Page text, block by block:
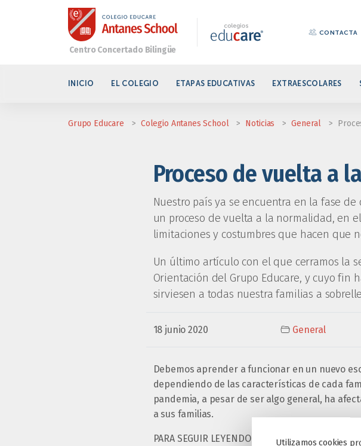
CONTACTA
INICIO EL COLEGIO ETAPAS EDUCATIVAS EXTRAESCOLARES
Grupo Educare > Colegio Antanes School > Noticias > General >
Proceso de vuelta a
Nuestro país ya se encuentra en la fase
un proceso de vuelta a la normalidad, en
limitaciones y costumbres que hacen que
Un último artículo con el que cerramos la
Orientación del Grupo Educare, y cuyo fin
sirviesen a todas nuestra familias a
18 junio 2020 General
Debemos aprender a funcionar en un nuevo
dependiendo de las características de cada
pandemia, a pesar de ser algo general, ha
a sus familias.
PARA SEGUIR LEYENDO EL ARTÍCULO PUEDE
Utilizamos cookies